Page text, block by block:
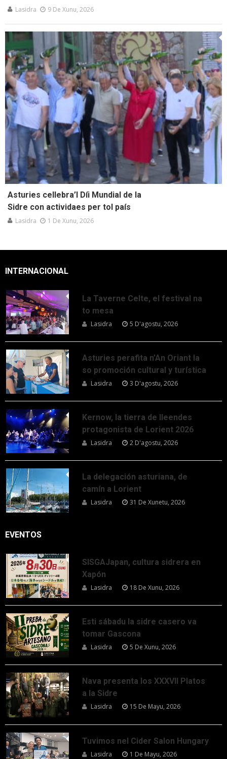
Lasidra 9 De Xunu, 2026
Asturies cellebra’l Díi Mundial de la
Sidre con actividaes per tol país
Lasidra 1 De Xunu, 2026
INTERNACIONAL
La Taverne Celte, el festival na
to mesa
Lasidra 5 D'agostu, 2026
Asturies perafita n’An Oriant la
so promoción cultural y turística
Lasidra 3 D'agostu, 2026
Kernow, la tierra de lleendes
protagonista de Lorient 2026
Lasidra 2 D'agostu, 2026
La delegación asturiana, de
camín a Lorient
Lasidra 31 De Xunetu, 2026
EVENTOS
SISGAJapan, cultura sidrera en
Xapón
Lasidra 18 De Xunu, 2026
Esti sábadu la sidre casero va
tomar Gascona
Lasidra 5 De Xunu, 2026
Nava presenta los XXXVII Platos
a la Sidre
Lasidra 15 De Mayu, 2026
Tuvimos nel Cider Salon Hungary
Lasidra 1 De Mayu, 2026